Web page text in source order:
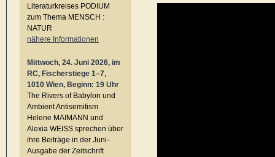
Literaturkreises PODIUM
zum Thema MENSCH :
NATUR
nähere Informationen
Mittwoch, 24. Juni 2026, im
RC, Fischerstiege 1–7,
1010 Wien, Beginn: 19 Uhr
The Rivers of Babylon und
Ambient Antisemitism
Helene MAIMANN und
Alexia WEISS sprechen über
ihre Beiträge in der Juni-
Ausgabe der Zeitschrift